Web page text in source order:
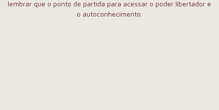
lembrar que o ponto de partida para acessar o poder libertador é
o autoconhecimento.